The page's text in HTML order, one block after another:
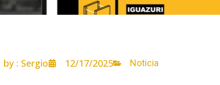
by : Sergio 12/17/2025 Noticia